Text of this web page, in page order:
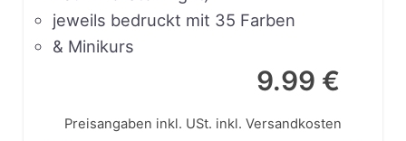
jeweils bedruckt mit 35 Farben
& Minikurs
9.99 €
Preisangaben inkl. USt. inkl. Versandkosten